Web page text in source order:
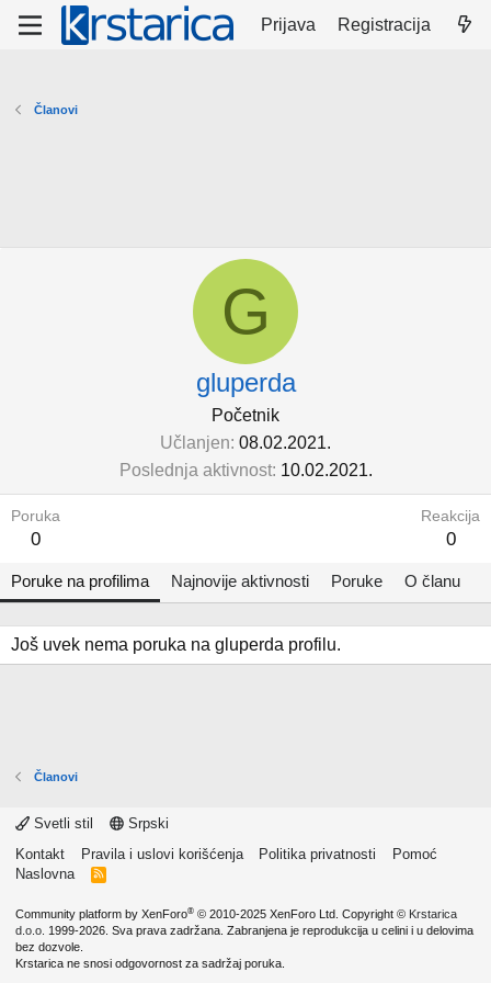
Prijava Registracija
Članovi
G
gluperda
Početnik
Učlanjen 08.02.2021.
Poslednja aktivnost 10.02.2021.
Poruka
0
Reakcija
0
Poruke na profilima Najnovije aktivnosti Poruke O članu
Još uvek nema poruka na gluperda profilu.
Članovi
Svetli stil
Srpski
Kontakt
Pravila i uslovi korišćenja Politika privatnosti
Pomoć
Naslovna
R
Community platform by XenForo® © 2010-2025 XenForo Ltd. Copyright © Krstarica
d.o.o. 1999-2026. Sva prava zadržana. Zabranjena je reprodukcija u celini i u delovima
bez dozvole.
Krstarica ne snosi odgovornost za sadržaj poruka.